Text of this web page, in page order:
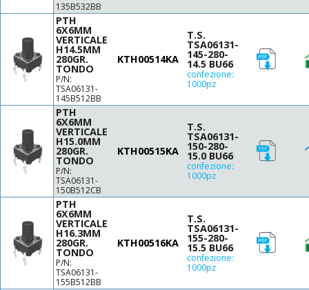
10.85
11.35
11.85
13
14.5
15.5
15.85
135B532BB
PTH
6X6MM
VERTICALE
H14.5MM
280GR.
TONDO
P/N:
TSA06131-
145B512BB
KTH00514KA
T.S.
TSA06131-
145-280-
14.5 BU66
confezione:
1000pz
PTH
6X6MM
VERTICALE
H15.0MM
280GR.
TONDO
P/N:
TSA06131-
150B512CB
KTH00515KA
T.S.
TSA06131-
150-280-
15.0 BU66
confezione:
1000pz
PTH
6X6MM
VERTICALE
H16.3MM
280GR.
TONDO
P/N:
TSA06131-
155B512BB
KTH00516KA
T.S.
TSA06131-
155-280-
15.5 BU66
confezione:
1000pz